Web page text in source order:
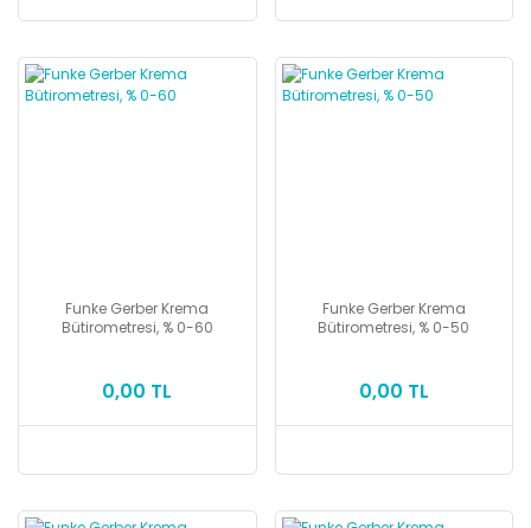
Funke Gerber Krema
Bütirometresi, % 0-60
0,00 TL
Funke Gerber Krema
Bütirometresi, % 0-50
0,00 TL